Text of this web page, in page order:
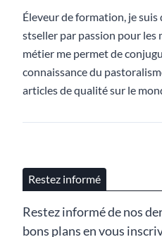
Éleveur de formation, je suis
stseller par passion pour les
métier me permet de
connaissance du
articles de qualité sur le
Restez informé
Restez informé de nos
bons plans en vous